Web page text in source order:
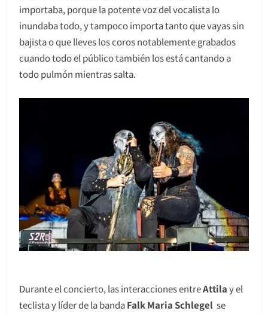
importaba, porque la potente voz del vocalista lo
inundaba todo, y tampoco importa tanto que vayas sin
bajista o que lleves los coros notablemente grabados
cuando todo el público también los está cantando a
todo pulmón mientras salta.
Durante el concierto, las interacciones entreAttilay el
teclista y líder de la bandaFalk Maria Schlegel se